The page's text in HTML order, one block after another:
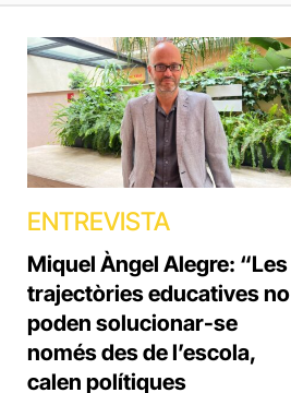
ENTREVISTA
Miquel Àngel Alegre: “Les
trajectòries educatives no
poden solucionar-se
només des de l’escola,
calen polítiques